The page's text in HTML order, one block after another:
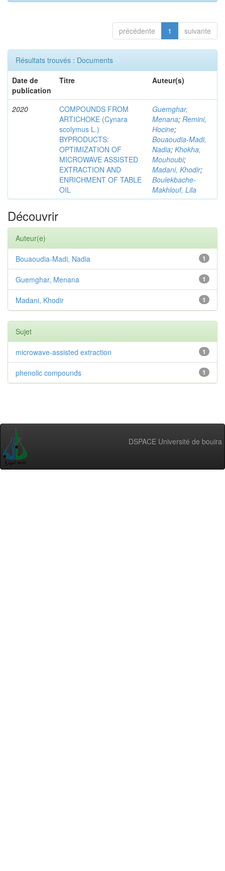
précédente 1 suivante
Résultats trouvés : Documents
Date de
publication
Titre Auteur(s)
2020
COMPOUNDS FROM
ARTICHOKE (Cynara
scolymus L.)
BYPRODUCTS:
OPTIMIZATION OF
MICROWAVE ASSISTED
EXTRACTION AND
ENRICHMENT OF TABLE
OIL
Guemghar,
Menana; Remini,
Hocine;
Bouaoudia-Madi,
Nadia; Khokha,
Mouhoubi;
Madani, Khodir;
Boulekbache-
Makhlouf, Lila
Découvrir
Auteur(e)
1
Bouaoudia-Madi, Nadia
1
Guemghar, Menana
1
Madani, Khodir
Sujet
1
microwave-assisted extraction
1
phenolic compounds
DSPACE Université de bouira